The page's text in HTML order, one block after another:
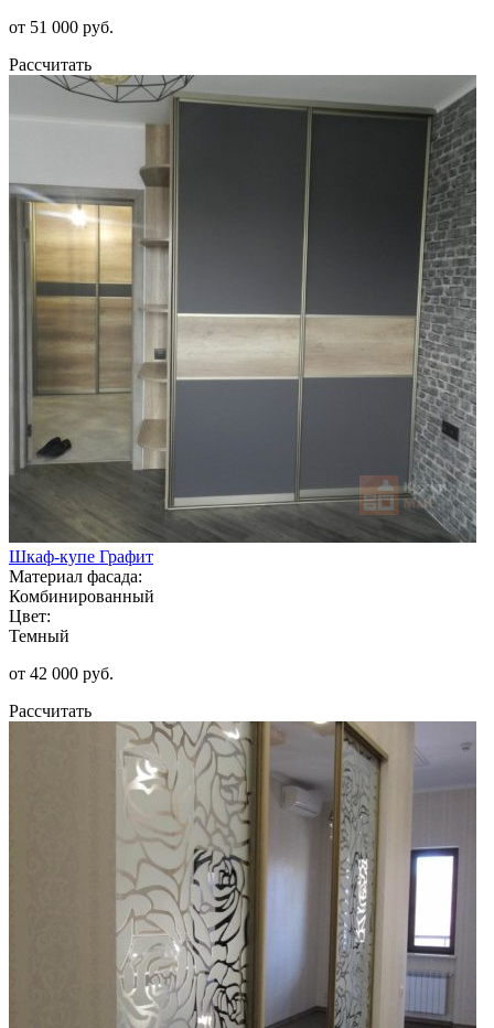
от 51 000 руб.
Рассчитать
Шкаф-купе Графит
Материал фасада:
Комбинированный
Цвет:
Темный
от 42 000 руб.
Рассчитать